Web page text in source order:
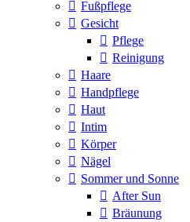
Fußpflege
Gesicht
Pflege
Reinigung
Haare
Handpflege
Haut
Intim
Körper
Nägel
Sommer und Sonne
After Sun
Bräunung